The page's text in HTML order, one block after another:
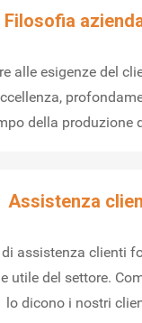
Filosofia
alle esigenze del
della produzione
Assistenza
assistenza clienti
utile del settore.
lo dicono i nostri